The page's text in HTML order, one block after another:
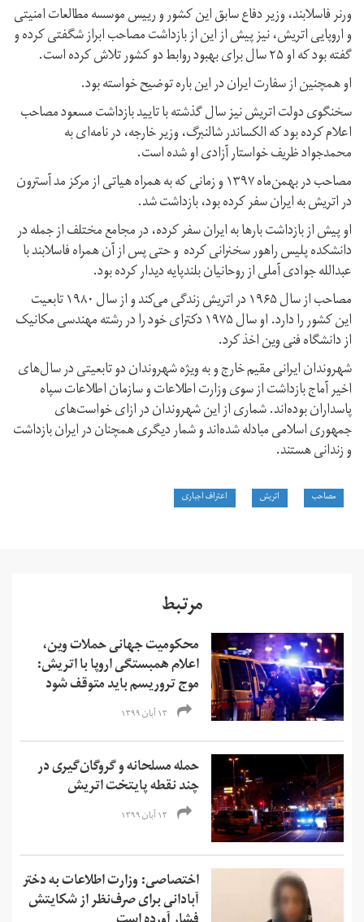
ورنر فاسلابند، وزیر دفاع سابق این کشور و رییس موسسه مطالعات امنیتی
و اروپایی اتریش، نیز پیش از این از بازداشت مصاحب ابراز شگفتی کرده و
گفته بود که او ۲۵ سال برای بهبود روابط دو کشور تلاش کرده است.
او همچنین از سفارت ایران در این باره توضیح خواسته بود.
سخنگوی دولت اتریش نیز سال گذشته با تایید بازداشت مسعود مصاحب
اعلام کرده بود که الکساندر شالنبرگ، وزیر خارجه، در نامه‌ای به
محمدجواد ظریف خواستار آزادی او شده است.
مصاحب در بهمن‌ماه ۱۳۹۷ و زمانی که به همراه هیاتی از مرکز مد آسترون
در اتریش به ایران سفر کرده بود، بازداشت شد.
او پیش از بازداشت بارها به ایران سفر کرده، در مجامع مختلف از جمله در
دانشکده پلیس راهور سخنرانی کرده و حتی پس از آن‌ همراه فاسلابند با
عبدالله جوادی آملی از روحانیان بلندپایه دیدار کرده بود.
مصاحب از سال ۱۹۶۵ در اتریش زندگی می‌کند و از سال ۱۹۸۰ تابعیت
این کشور را دارد. او سال ۱۹۷۵ دکترای خود را در رشته مهندسی مکانیک
از دانشگاه فنی وین اخذ کرد.
شهروندان ایرانی مقیم خارج و به ویژه شهروندان دو تابعیتی در سال‌های
اخیر آماج بازداشت از سوی وزارت اطلاعات و سازمان اطلاعات سپاه
پاسداران بوده‌اند. شماری از این شهروندان در ازای خواست‌های
جمهوری اسلامی مبادله شده‌اند و شمار دیگری همچنان در ایران بازداشت
و زندانی هستند.
مصاحب اتریش اعتراف اجباری
مرتبط
محکومیت جهانی حملات وین،
اعلام همبستگی اروپا با اتریش:
موج تروریسم باید متوقف شود
۱۳ آبان ۱۳۹۹
حمله مسلحانه و گروگان‌گیری در
چند نقطه پایتخت اتریش
۱۳ آبان ۱۳۹۹
اختصاصی: وزارت اطلاعات به دختر
آبادانی برای صرف‌نظر از شکایتش